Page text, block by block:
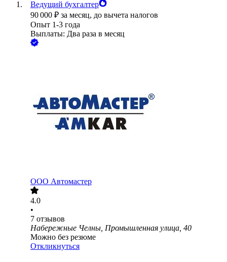
Ведущий бухгалтер
90 000 ₽ за месяц, до вычета налогов
Опыт 1-3 года
Выплаты: Два раза в месяц
ООО Автомастер
4.0
•
7 отзывов
Набережные Челны, Промышленная улица, 40
Можно без резюме
Откликнуться